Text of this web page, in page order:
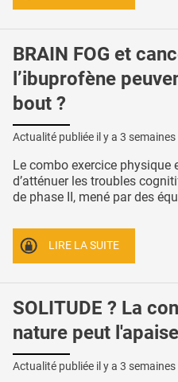
BRAIN FOG et
l’ibuprofène
bout ?
Actualité publiée il y a 3
Le combo exercice physique
d’atténuer les troubles
de phase II, mené par des
LIRE LA SUITE
SOLITUDE ? La
nature peut
Actualité publiée il y a 3